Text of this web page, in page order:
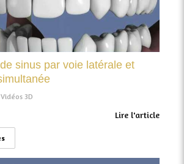
sinus par voie latérale et
Vidéos 3D
Lire l'article